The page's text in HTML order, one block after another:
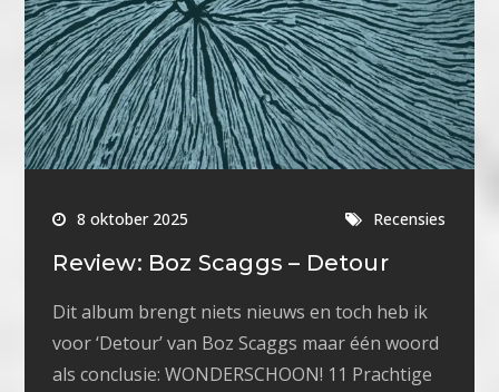
8 oktober 2025 Recensies
Review: Boz Scaggs – Detour
Dit album brengt niets nieuws en toch heb ik
voor ‘Detour’ van Boz Scaggs maar één woord
als conclusie: WONDERSCHOON! 11 Prachtige